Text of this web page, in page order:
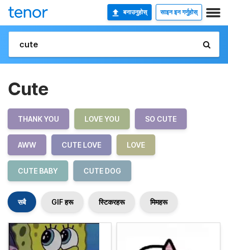
बनाउनुहोस् साइन इन गर्नुहोस्
Cute
THANK YOU LOVE YOU SO CUTE
AWW CUTE LOVE LOVE
CUTE BABY CUTE DOG
सबै GIF हरू स्टिकरहरू मिमहरू